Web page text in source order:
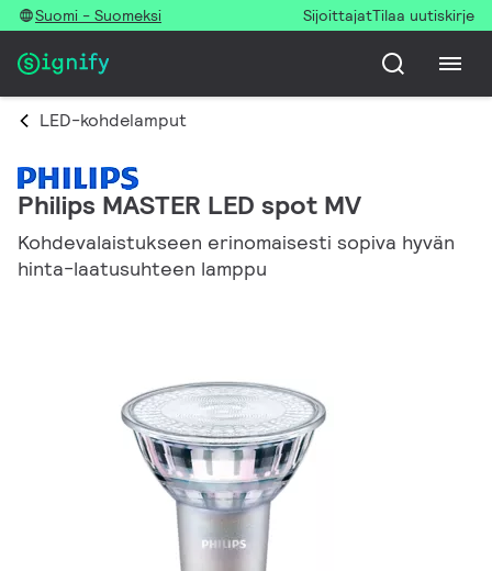
Suomi - Suomeksi SijoittajatTilaa uutiskirje
LED-kohdelamput
Philips MASTER LED spot MV
Kohdevalaistukseen erinomaisesti sopiva hyvän
hinta-laatusuhteen lamppu